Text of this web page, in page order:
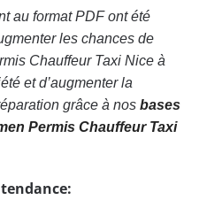
au format PDF ont été
les chances de
Chauffeur Taxi Nice à
et d’augmenter la
grâce à nos bases
Permis Chauffeur Taxi